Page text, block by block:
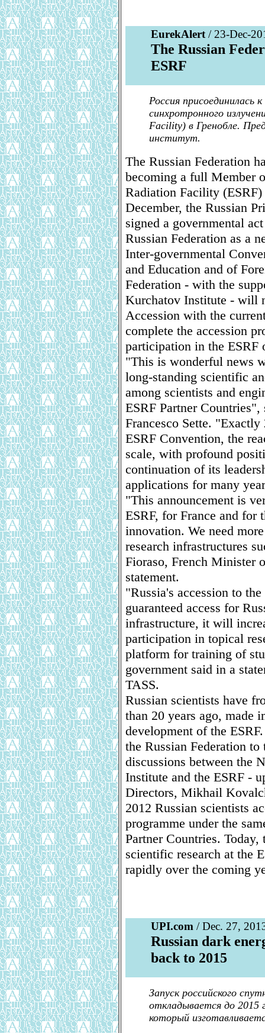
EurekAlert / 23-Dec-
The Russian
ESRF
Россия присоединилась
синхротронного
Facility) в Гренобле.
институт.
The Russian Federation
becoming a full Member
Radiation Facility
December, the Russian
signed a governmental
Russian Federation as a
Inter-governmental
and Education and of
Federation - with the
Kurchatov Institute - will
Accession with the
complete the accession
participation in the ESRF
"This is wonderful news
long-standing scientific
among scientists and
ESRF Partner
Francesco Sette.
ESRF Convention, the
scale, with profound
continuation of its
applications for many
"This announcement is
ESRF, for France and for
innovation. We need
research infrastructures
Fioraso, French Minister
statement.
"Russia's accession to
guaranteed access for
infrastructure, it will
participation in topical
platform for training of
government said in a
TASS.
Russian scientists have
than 20 years ago, made
development of the
the Russian Federation
discussions between the
Institute and the ESRF -
Directors, Mikhail
2012 Russian scientists
programme under the
Partner Countries.
scientific research at the
rapidly over the coming
UPI.com / Dec. 27,
Russian dark
back to 2015
Запуск российского
откладывается до 2015
который